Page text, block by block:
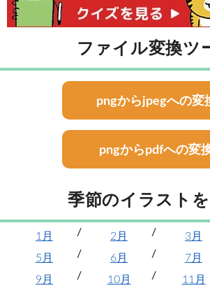
ファイル変換ツ
pngからjpegへの変
pngからpdfへの変
季節のイラスト
1月 2月 3月
5月
6月 7月
9月
10月 11月